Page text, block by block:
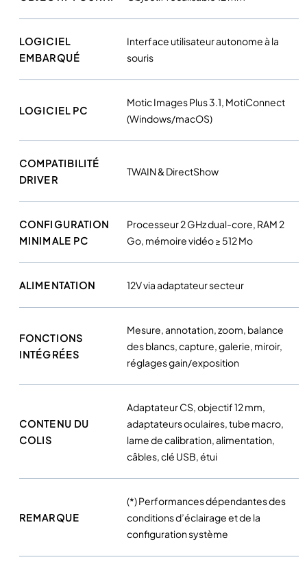
LOGICIEL
EMBARQUÉ
Interface utilisateur autonome à la
souris
LOGICIEL PC
Motic Images Plus 3.1, MotiConnect
(Windows/macOS)
COMPATIBILITÉ
DRIVER
TWAIN & DirectShow
CONFIGURATION
MINIMALE PC
Processeur 2 GHz dual-core, RAM 2
Go, mémoire vidéo ≥ 512 Mo
ALIMENTATION 12V via adaptateur secteur
FONCTIONS
INTÉGRÉES
Mesure, annotation, zoom, balance
des blancs, capture, galerie, miroir,
réglages gain/exposition
CONTENU DU
COLIS
Adaptateur CS, objectif 12 mm,
adaptateurs oculaires, tube macro,
lame de calibration, alimentation,
câbles, clé USB, étui
REMARQUE
(*) Performances dépendantes des
conditions d’éclairage et de la
configuration système